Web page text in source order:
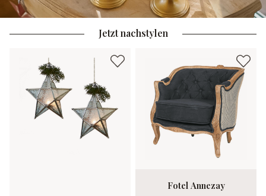
Jetzt nachstylen
Fotel Annezay